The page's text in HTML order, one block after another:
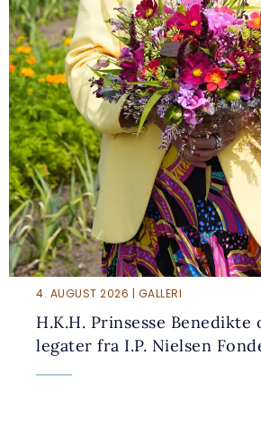
4. AUGUST 2026 | GALLERI
H.K.H. Prinsesse Benedikte
legater fra I.P. Nielsen